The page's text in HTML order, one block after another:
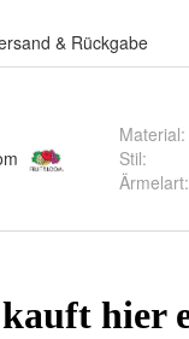
& Rückgabe
Material:
Stil:
Ärmelart: